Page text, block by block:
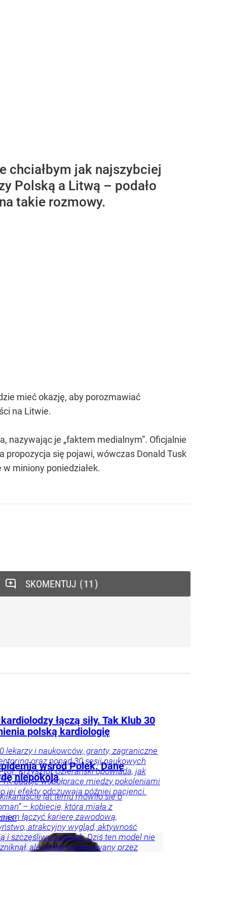
chciałbym jak najszybciej
Polską a Litwą – podało
takie rozmowy.
mieć okazję, aby porozmawiać
na Litwie.
nazywając je „faktem medialnym”. Oficjalnie
propozycja się pojawi, wówczas Donald Tusk
miniony poniedziałek.
SKOMENTUJ 11
łączą siły. Tak Klub 30
polską kardiologię
lekarzy i naukowców, granty, zagraniczne
oraz ponad 30 sesji naukowych
Krzysztof Ozierański opowiada, jak
buduje współpracę między pokoleniami
jej efekty odczuwają później pacjenci.
wśród Polek. Dane
niepokoją
lat temu mówiło się o
– kobiecie, która miała z
łączyć karierę zawodową,
atrakcyjny wygląd, aktywność
i szczęśliwy związek. Dziś ten model nie
ale został spotęgowany przez